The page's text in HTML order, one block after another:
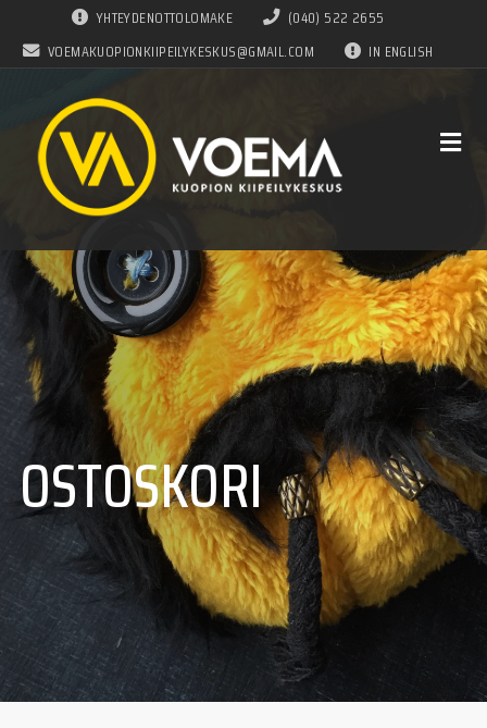
YHTEYDENOTTOLOMAKE
(040) 522 2655
VOEMAKUOPIONKIIPEILYKESKUS@GMAIL.COM
IN ENGLISH
OSTOSKORI